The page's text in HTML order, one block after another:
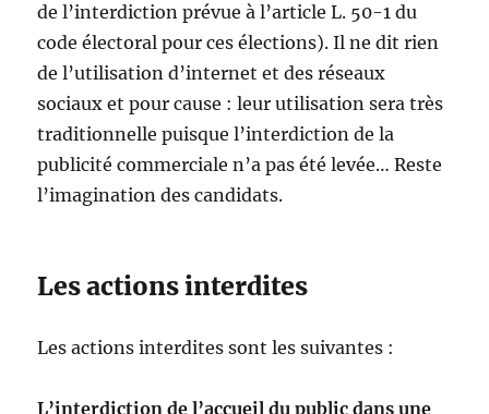
de l’interdiction prévue à l’article L. 50-1 du
code électoral pour ces élections). Il ne dit rien
de l’utilisation d’internet et des réseaux
sociaux et pour cause : leur utilisation sera très
traditionnelle puisque l’interdiction de la
publicité commerciale n’a pas été levée… Reste
l’imagination des candidats.
Les actions interdites
Les actions interdites sont les suivantes :
L’interdiction de l’accueil du public dans une